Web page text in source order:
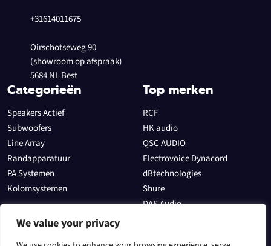
We value your privacy
+31614011675
Oirschotseweg 90
(showroom op afspraak)
5684 NL Best
Categorieën
Speakers Actief
Subwoofers
Line Array
Randapparatuur
PA Systemen
Kolomsystemen
Top merken
RCF
HK audio
QSC AUDIO
Electrovoice Dynacord
dBtechnologies
Shure
DAS Audio
Sectoren